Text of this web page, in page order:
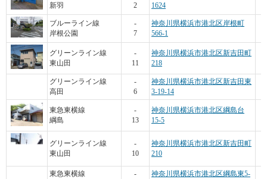
新羽
2
1624
ブルーライン線
岸根公園
-
7
神奈川県横浜市港北区岸根町
566-1
グリーンライン線
東山田
-
11
神奈川県横浜市港北区新吉田町
218
グリーンライン線
高田
-
6
神奈川県横浜市港北区新吉田東
3-19-14
東急東横線
綱島
-
13
神奈川県横浜市港北区綱島台
15-5
グリーンライン線
東山田
-
10
神奈川県横浜市港北区新吉田町
210
東急東横線
-
神奈川県横浜市港北区綱島東5-